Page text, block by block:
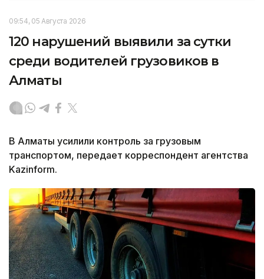
09:54, 05 Августа 2026
120 нарушений выявили за сутки
среди водителей грузовиков в
Алматы
В Алматы усилили контроль за грузовым
транспортом, передает корреспондент агентства
Kazinform.